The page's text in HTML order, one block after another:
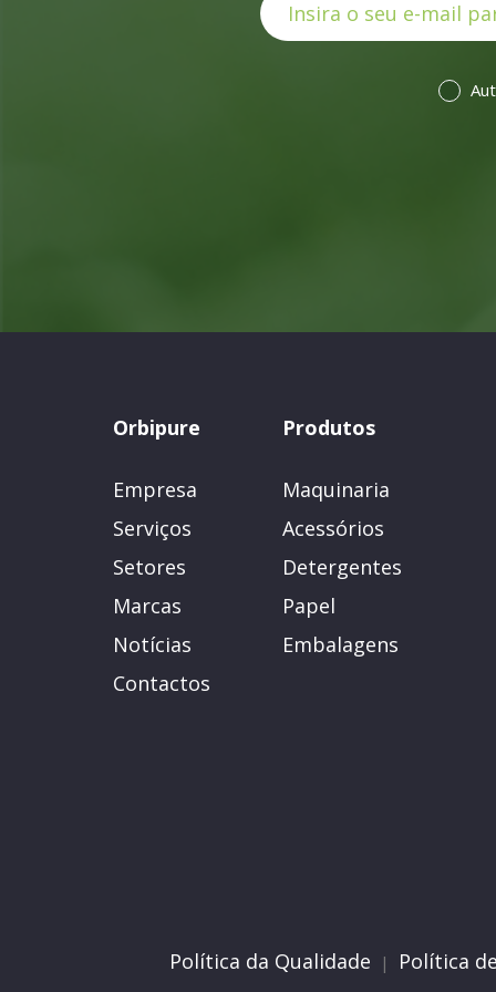
Orbipure
Empresa
Serviços
Setores
Marcas
Notícias
Contactos
Produtos
Maquinaria
Acessórios
Detergentes
Papel
Embalagens
Política da Qualidade | Política